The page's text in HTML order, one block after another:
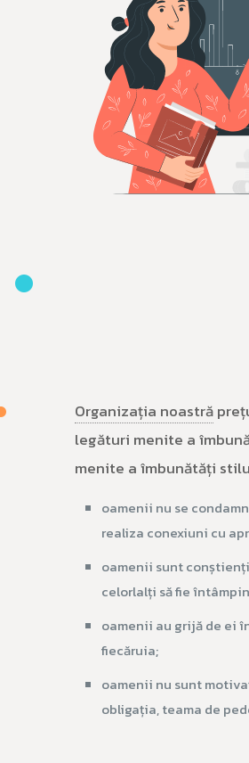
Organizația noastră
legături menite a
menite a îmbunătăți
oamenii nu se
realiza conexiuni cu
oamenii sunt
celorlalți să fie
oamenii au grijă de ei
fiecăruia;
oamenii nu sunt
obligația, teama de